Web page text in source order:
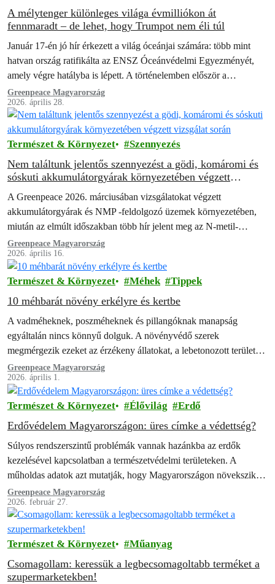
A mélytenger különleges világa évmilliókon át
fennmaradt – de lehet, hogy Trumpot nem éli túl
Január 17-én jó hír érkezett a világ óceánjai számára: több mint
hatvan ország ratifikálta az ENSZ Óceánvédelmi Egyezményét,
amely végre hatályba is lépett. A történelemben először a
kormányok tengeri védett…
Greenpeace Magyarország
2026. április 28.
Természet & Környezet Szennyezés
Nem találtunk jelentős szennyezést a gödi, komáromi és
sóskuti akkumulátorgyárak környezetében végzett
A Greenpeace 2026. márciusában vizsgálatokat végzett
akkumulátorgyárak és NMP -feldolgozó üzemek környezetében,
miután az elmúlt időszakban több hír jelent meg az N-metil-
pirrolidon (NMP) és különböző, az akkumulátorgyártás során
használt fémek…
Greenpeace Magyarország
2026. április 16.
Természet & Környezet Méhek Tippek
10 méhbarát növény erkélyre és kertbe
A vadméheknek, poszméheknek és pillangóknak manapság
egyáltalán nincs könnyű dolguk. A növényvédő szerek
megmérgezik ezeket az érzékeny állatokat, a lebetonozott területek
terjedése pedig egyre nehezebbé teszi számukra a táplálék
megtalálását.…
Greenpeace Magyarország
2026. április 1.
Természet & Környezet Élővilág Erdő
Erdővédelem Magyarországon: üres címke a védettség?
Súlyos rendszerszintű problémák vannak hazánkba az erdők
kezelésével kapcsolatban a természetvédelmi területeken. A
műholdas adatok azt mutatják, hogy Magyarországon növekszik a
fakitermelés azokban az erdőkben, amelyeket elvileg az Európai
Unió…
Greenpeace Magyarország
2026. február 27.
Természet & Környezet Műanyag
Csomagollam: keressük a legbecsomagoltabb terméket a
szupermarketekben!